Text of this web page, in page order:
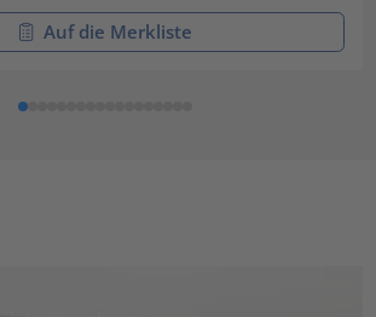
Auf die Merkliste